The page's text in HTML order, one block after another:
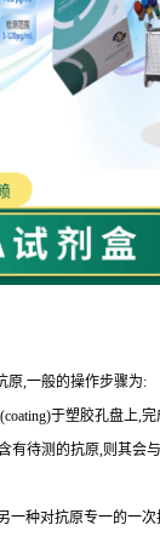
原,一般的操作步骤为:
coating)于塑胶孔盘上,
有待测的抗原,则其会
一种对抗原专一的一次